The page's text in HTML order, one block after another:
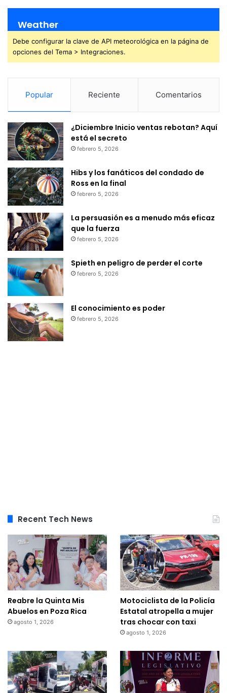
Weather
Debe configurar la clave de API meteorológica en la página de
opciones del Tema > Integraciones.
Popular Reciente Comentarios
¿Diciembre Inicio ventas rebotan? Aquí
está el secreto
febrero 5, 2026
Hibs y los fanáticos del condado de
Ross en la final
febrero 5, 2026
La persuasión es a menudo más eficaz
que la fuerza
febrero 5, 2026
Spieth en peligro de perder el corte
febrero 5, 2026
El conocimiento es poder
febrero 5, 2026
Recent Tech News
Reabre la Quinta Mis
Abuelos en Poza Rica
agosto 1, 2026
Motociclista de la Policía
Estatal atropella a mujer
tras chocar con taxi
agosto 1, 2026